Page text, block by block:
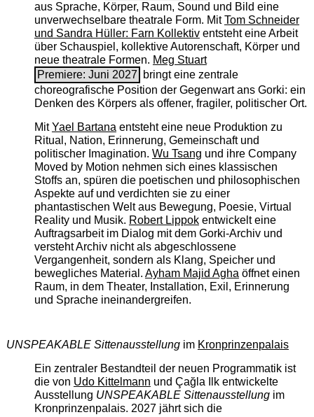
aus Sprache, Körper, Raum, Sound und Bild eine
unverwechselbare theatrale Form. MitTom Schneider
und Sandra Hüller: Farn Kollektiventsteht eine Arbeit
über Schauspiel, kollektive Autorenschaft, Körper und
neue theatrale Formen. Meg Stuart
Premiere: Juni 2027
bringt eine zentrale
choreografische Position der Gegenwart ans Gorki: ein
Denken des Körpers als offener, fragiler, politischer Ort.
MitYael Bartanaentsteht eine neue Produktion zu
Ritual, Nation, Erinnerung, Gemeinschaft und
politischer Imagination. Wu Tsang und ihre Company
Moved by Motion nehmen sich eines klassischen
Stoffs an, spüren die poetischen und philosophischen
Aspekte auf und verdichten sie zu einer
phantastischen Welt aus Bewegung, Poesie, Virtual
Reality und Musik. Robert Lippokentwickelt eine
Auftragsarbeit im Dialog mit dem Gorki-Archiv und
versteht Archiv nicht als abgeschlossene
Vergangenheit, sondern als Klang, Speicher und
bewegliches Material. Ayham Majid Aghaöffnet einen
Raum, in dem Theater, Installation, Exil, Erinnerung
und Sprache ineinandergreifen.
UNSPEAKABLE Sittenausstellungim Kronprinzenpalais
Ein zentraler Bestandteil der neuen Programmatik ist
die von Udo Kittelmann und Çağla Ilk entwickelte
Ausstellung UNSPEAKABLE Sittenausstellungim
Kronprinzenpalais. 2027 jährt sich die